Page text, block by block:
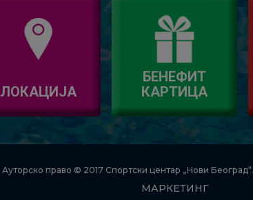
ЛОКАЦИЈА
БЕНЕФИТ
КАРТИЦА
Ауторско право © 2017 Спортски центар „Нови
МАРКЕТИНГ